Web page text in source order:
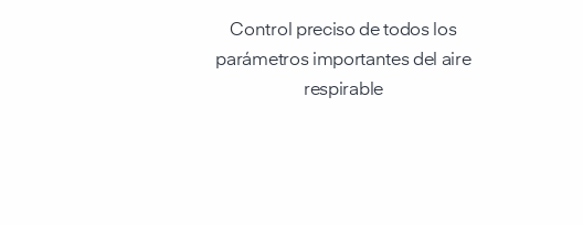
Control preciso de todos los
parámetros importantes del aire
respirable